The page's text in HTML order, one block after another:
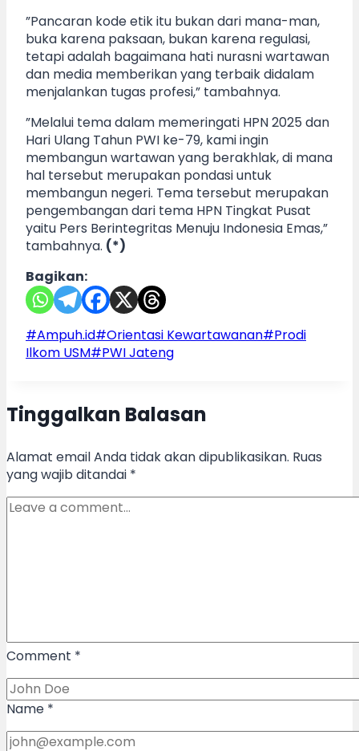
”Pancaran kode etik itu bukan dari mana-man,
buka karena paksaan, bukan karena regulasi,
tetapi adalah bagaimana hati nurasni wartawan
dan media memberikan yang terbaik didalam
menjalankan tugas profesi,” tambahnya.
”Melalui tema dalam memeringati HPN 2025 dan
Hari Ulang Tahun PWI ke-79, kami ingin
membangun wartawan yang berakhlak, di mana
hal tersebut merupakan pondasi untuk
membangun negeri. Tema tersebut merupakan
pengembangan dari tema HPN Tingkat Pusat
yaitu Pers Berintegritas Menuju Indonesia Emas,”
tambahnya. (*)
Bagikan:
Post
Tags:
#Ampuh.id#Orientasi Kewartawanan#Prodi
Ilkom USM#PWI Jateng
Tinggalkan Balasan
Alamat email Anda tidak akan dipublikasikan. Ruas
yang wajib ditandai *
Comment *
Name *